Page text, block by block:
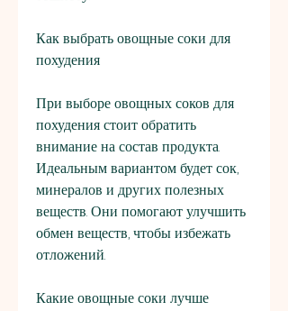
Как выбрать овощные соки для
похудения
При выборе овощных соков для
похудения стоит обратить
внимание на состав продукта.
Идеальным вариантом будет сок,
минералов и других полезных
веществ. Они помогают улучшить
обмен веществ, чтобы избежать
отложений.
Какие овощные соки лучше